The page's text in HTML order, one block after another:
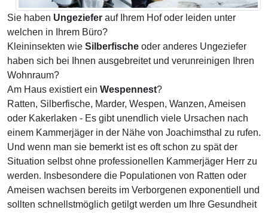
Sie haben Ungeziefer auf Ihrem Hof oder leiden unter
welchen in Ihrem Büro?
Kleininsekten wie Silberfische oder anderes Ungeziefer
haben sich bei Ihnen ausgebreitet und verunreinigen Ihren
Wohnraum?
Am Haus existiert ein Wespennest?
Ratten, Silberfische, Marder, Wespen, Wanzen, Ameisen
oder Kakerlaken - Es gibt unendlich viele Ursachen nach
einem Kammerjäger in der Nähe von Joachimsthal zu rufen.
Und wenn man sie bemerkt ist es oft schon zu spät der
Situation selbst ohne professionellen Kammerjäger Herr zu
werden. Insbesondere die Populationen von Ratten oder
Ameisen wachsen bereits im Verborgenen exponentiell und
sollten schnellstmöglich getilgt werden um Ihre Gesundheit